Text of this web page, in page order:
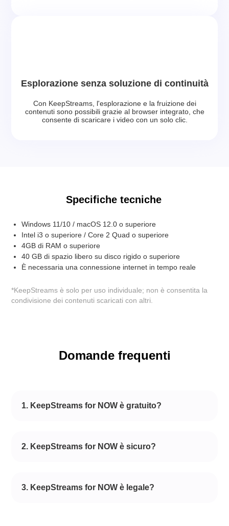
Esplorazione senza soluzione di continuità
Con KeepStreams, l'esplorazione e la fruizione dei
contenuti sono possibili grazie al browser integrato, che
consente di scaricare i video con un solo clic.
Specifiche tecniche
Windows 11/10 / macOS 12.0 o superiore
Intel i3 o superiore / Core 2 Quad o superiore
4GB di RAM o superiore
40 GB di spazio libero su disco rigido o superiore
È necessaria una connessione internet in tempo reale
*KeepStreams è solo per uso individuale; non è consentita la
condivisione dei contenuti scaricati con altri.
Domande frequenti
1. KeepStreams for NOW è gratuito?
2. KeepStreams for NOW è sicuro?
3. KeepStreams for NOW è legale?